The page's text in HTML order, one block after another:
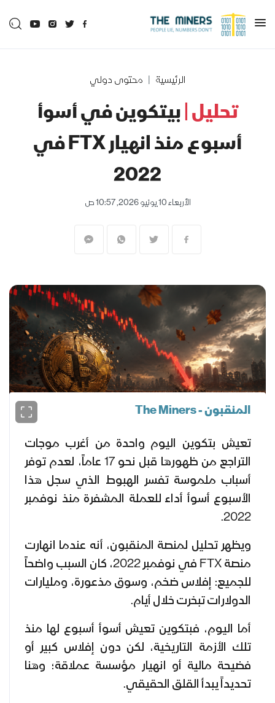
الرئيسية محتوى دولي
تحليل |بيتكوين في أسوأ
أسبوع منذ انهيار FTX في
2022
الأربعاء 10 يونيو 2026, 10:57 ص
المنقبون - The Miners
تعيش بتكوين اليوم واحدة من أغرب موجات
التراجع من ظهورها قبل نحو 17 عاماً، لعدم توفر
أسباب ملموسة تفسر الهبوط الذي سجل هذا
الأسبوع أسوأ أداء للعملة المشفرة منذ نوفمبر
2022.
ويظهر تحليل لمنصة المنقبون، أنه عندما انهارت
منصة FTX في نوفمبر 2022، كان السبب واضحاً
للجميع: إفلاس ضخم، وسوق مذعورة، ومليارات
الدولارات تبخرت خلال أيام.
أما اليوم، فبتكوين تعيش أسوأ أسبوع لها منذ
تلك الأزمة التاريخية، لكن دون إفلاس كبير أو
فضيحة مالية أو انهيار مؤسسة عملاقة؛ وهنا
تحديداً يبدأ القلق الحقيقي.